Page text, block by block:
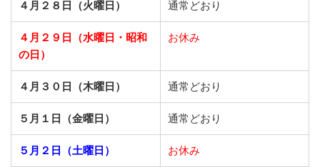
４月２８日（火曜日） 通常どおり
４月２９日（水曜日・昭和
の日）
お休み
４月３０日（木曜日） 通常どおり
５月１日（金曜日） 通常どおり
５月２日（土曜日） お休み